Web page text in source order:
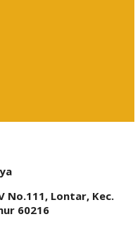
No.111, Lontar, Kec.
60216